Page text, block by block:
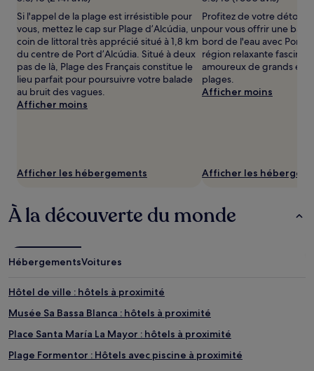
nuit
pour
2 adultes.
Les
prix
et
la
disponibilité
Des
peuvent
s’appliquer.
Si l'appel de la plage est irrésistible pour
vous, mettez le cap sur Plage d’Alcúdia, un
coin de littoral très apprécié situé à 1,8 km
du centre de Port d’Alcúdia. Situé à deux
pas de là, Plage des Français constitue le
lieu parfait pour poursuivre votre balade
au bruit des vagues.
Afficher moins
Afficher les hébergements
Profitez de votre détour
pour vous offrir une
bord de l'eau avec Port
région relaxante fascine
amoureux de grands
plages.
Afficher moins
Afficher les
À la découverte du monde
HébergementsVoitures
Hôtel de ville : hôtels à proximité
Musée Sa Bassa Blanca : hôtels à proximité
Place Santa María La Mayor : hôtels à proximité
Plage Formentor : Hôtels avec piscine à proximité